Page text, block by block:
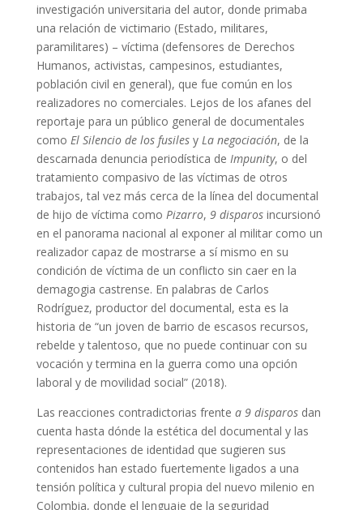
investigación universitaria del autor, donde primaba
una relación de victimario (Estado, militares,
paramilitares) – víctima (defensores de Derechos
Humanos, activistas, campesinos, estudiantes,
población civil en general), que fue común en los
realizadores no comerciales. Lejos de los afanes del
reportaje para un público general de documentales
como El Silencio de los fusilesy La negociación, de la
descarnada denuncia periodística de Impunity, o del
tratamiento compasivo de las víctimas de otros
trabajos, tal vez más cerca de la línea del documental
de hijo de víctima como Pizarro, 9 disparosincursionó
en el panorama nacional al exponer al militar como un
realizador capaz de mostrarse a sí mismo en su
condición de víctima de un conflicto sin caer en la
demagogia castrense. En palabras de Carlos
Rodríguez, productor del documental, esta es la
historia de “un joven de barrio de escasos recursos,
rebelde y talentoso, que no puede continuar con su
vocación y termina en la guerra como una opción
laboral y de movilidad social” (2018).
Las reacciones contradictorias frente a 9 disparosdan
cuenta hasta dónde la estética del documental y las
representaciones de identidad que sugieren sus
contenidos han estado fuertemente ligados a una
tensión política y cultural propia del nuevo milenio en
Colombia, donde el lenguaje de la seguridad